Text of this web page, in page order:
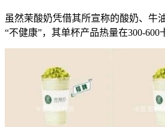
虽然茉酸奶凭借其所宣称的酸奶、牛
“不健康”，其单杯产品热量在300-600